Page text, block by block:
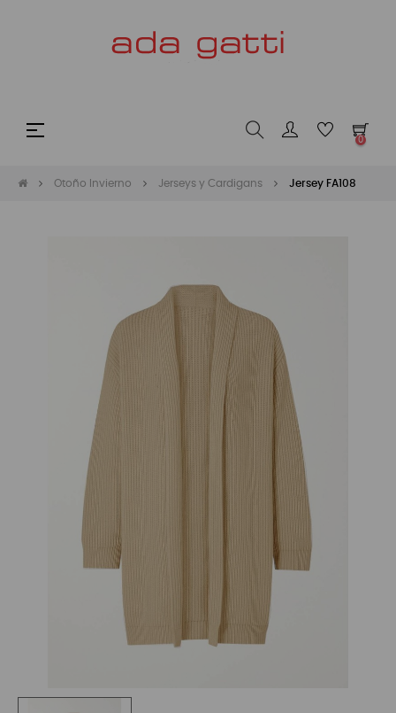
Navegación
☰
0
Otoño Invierno Jerseys y Cardigans Jersey FA108